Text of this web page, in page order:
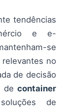
tendências
e e-
se
no
de decisão
de container
de